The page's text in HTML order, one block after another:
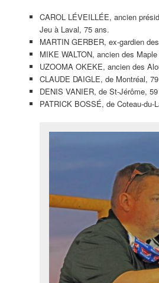
CAROL LÉVEILLÉE, ancien
Jeu à Laval, 75 ans.
MARTIN GERBER, ex-gardien
MIKE WALTON, ancien des
UZOOMA OKEKE, ancien des
CLAUDE DAIGLE, de Montréal,
DENIS VANIER, de St-Jérôme,
PATRICK BOSSÉ, de Coteau-du-